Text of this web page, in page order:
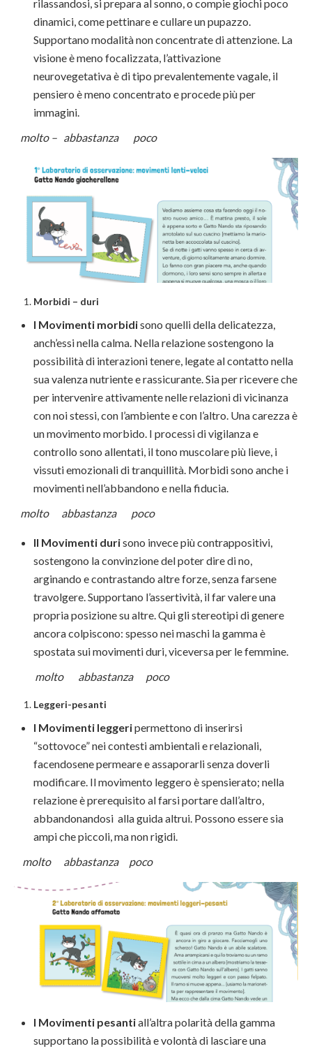
rilassandosi, si prepara al sonno, o compie giochi poco
dinamici, come pettinare e cullare un pupazzo.
Supportano modalità non concentrate di attenzione. La
visione è meno focalizzata, l’attivazione
neurovegetativa è di tipo prevalentemente vagale, il
pensiero è meno concentrato e procede più per
immagini.
molto – abbastanza poco
Morbidi – duri
I Movimenti morbidisono quelli della delicatezza,
anch’essi nella calma. Nella relazione sostengono la
possibilità di interazioni tenere, legate al contatto nella
sua valenza nutriente e rassicurante. Sia per ricevere che
per intervenire attivamente nelle relazioni di vicinanza
con noi stessi, con l’ambiente e con l’altro. Una carezza è
un movimento morbido. I processi di vigilanza e
controllo sono allentati, il tono muscolare più lieve, i
vissuti emozionali di tranquillità. Morbidi sono anche i
movimenti nell’abbandono e nella fiducia.
molto abbastanza poco
Il Movimenti durisono invece più contrappositivi,
sostengono la convinzione del poter dire di no,
arginando e contrastando altre forze, senza farsene
travolgere. Supportano l’assertività, il far valere una
propria posizione su altre. Qui gli stereotipi di genere
ancora colpiscono: spesso nei maschi la gamma è
spostata sui movimenti duri, viceversa per le femmine.
molto abbastanza poco
Leggeri-pesanti
I Movimenti leggeripermettono di inserirsi
“sottovoce” nei contesti ambientali e relazionali,
facendosene permeare e assaporarli senza doverli
modificare. Il movimento leggero è spensierato; nella
relazione è prerequisito al farsi portare dall’altro,
abbandonandosi alla guida altrui. Possono essere sia
ampi che piccoli, ma non rigidi.
molto abbastanza poco
I Movimenti pesantiall’altra polarità della gamma
supportano la possibilità e volontà di lasciare una